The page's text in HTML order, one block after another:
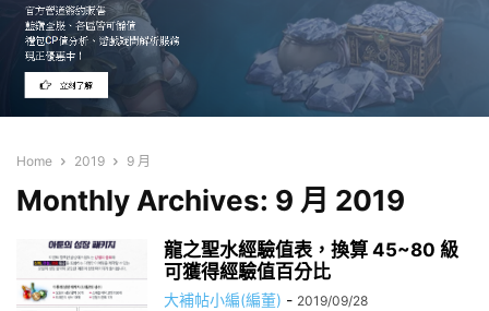
Home 2019 9 月
Monthly Archives: 9 月 2019
龍之聖水經驗值表，換算 45~80 級
可獲得經驗值百分比
大補帖小編(編董) - 2019/09/28